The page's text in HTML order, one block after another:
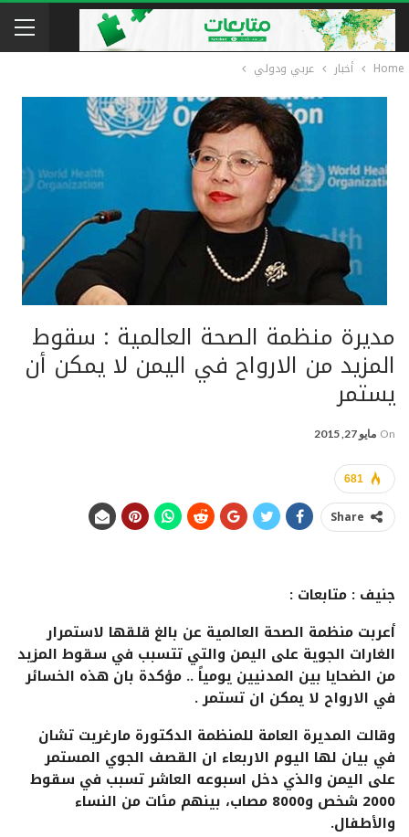
Home أخبار عربي ودولي
مديرة منظمة الصحة العالمية : سقوط
المزيد من الارواح في اليمن لا يمكن أن
يستمر
On مايو 27, 2015
681
Share
جنيف : متابعات :
أعربت منظمة الصحة العالمية عن بالغ قلقها لاستمرار
الغارات الجوية على اليمن والتي تتسبب في سقوط المزيد
من الضحايا بين المدنيين يومياً .. مؤكدة بان هذه الخسائر
في الارواح لا يمكن ان تستمر .
وقالت المديرة العامة للمنظمة الدكتورة مارغريت تشان
في بيان لها اليوم الاربعاء ان القصف الجوي المستمر
على اليمن والذي دخل اسبوعه العاشر تسبب في سقوط
2000 شخص و8000 مصاب، بينهم مئات من النساء
والأطفال.